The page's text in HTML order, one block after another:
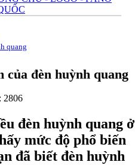
quang
của đèn huỳnh quang
2806
đèn huỳnh quang ở
mức độ phổ biến
đã biết đèn huỳnh